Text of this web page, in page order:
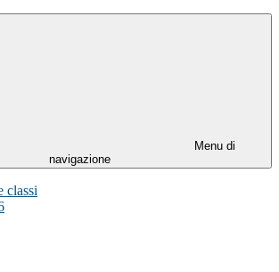
Menu di
navigazione
classi